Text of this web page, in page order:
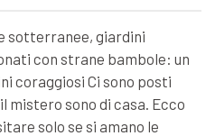
sotterranee, giardini
con strane bambole: un
coraggiosi Ci sono posti
mistero sono di casa. Ecco
solo se si amano le